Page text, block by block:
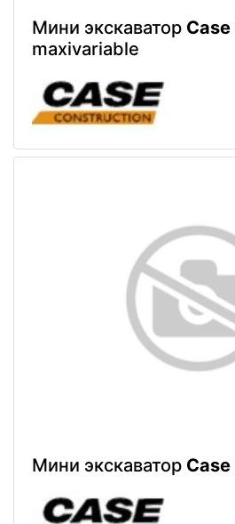
Мини экскаватор Case
maxivariable
Мини экскаватор Case